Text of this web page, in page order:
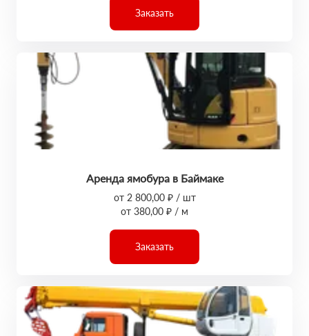
Заказать
Аренда ямобура в Баймаке
от 2 800,00 ₽ / шт
от 380,00 ₽ / м
Заказать